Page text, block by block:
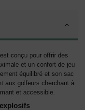
est conçu pour offrir des
et un confort de jeu
équilibré et son sac
aux golfeurs cherchant à
et accessible.